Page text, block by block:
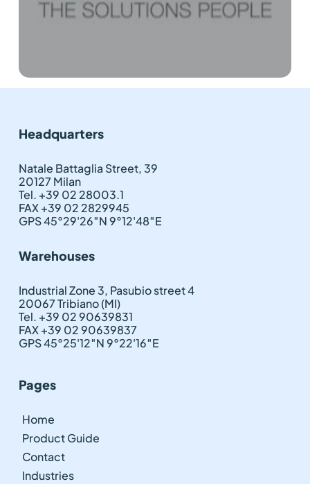
Headquarters
Natale Battaglia Street, 39
20127 Milan
Tel. +39 02 28003.1
FAX +39 02 2829945
GPS 45°29'26″N 9°12'48″E
Warehouses
Industrial Zone 3, Pasubio street 4
20067 Tribiano (MI)
Tel. +39 02 90639831
FAX +39 02 90639837
GPS 45°25'12″N 9°22'16″E
Pages
Home
Product Guide
Contact
Industries